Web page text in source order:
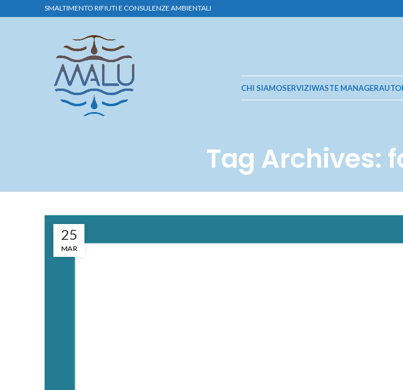
SMALTIMENTO RIFIUTI E CONSULENZE AMBIENTALI
CHI SIAMOSERVIZIWASTE MANAGER
Tag Archives:
25
MAR